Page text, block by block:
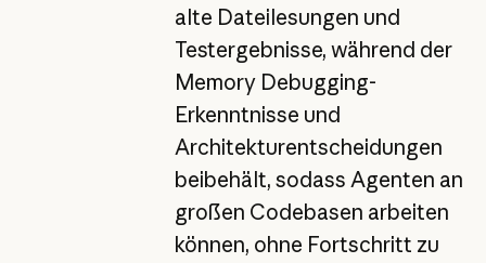
alte Dateilesungen und
Testergebnisse, während der
Memory Debugging-
Erkenntnisse und
Architekturentscheidungen
beibehält, sodass Agenten an
großen Codebasen arbeiten
können, ohne Fortschritt zu